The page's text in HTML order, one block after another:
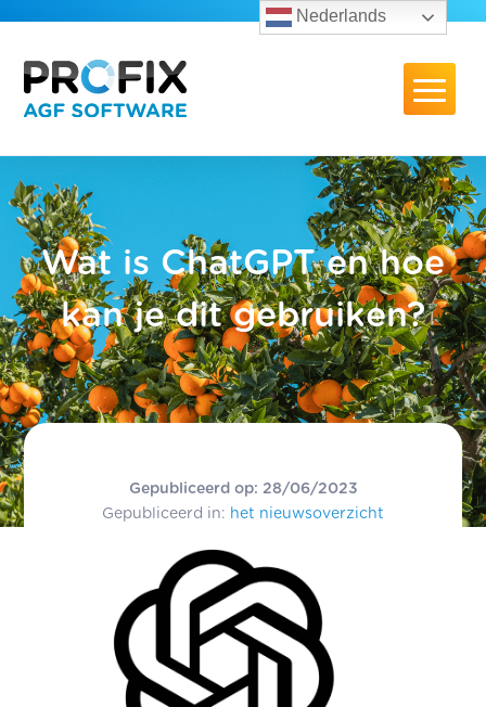
Wat is ChatGPT en hoe
kan je dit gebruiken?
Gepubliceerd op: 28/06/2023
Gepubliceerd in: het nieuwsoverzicht
Nederlands